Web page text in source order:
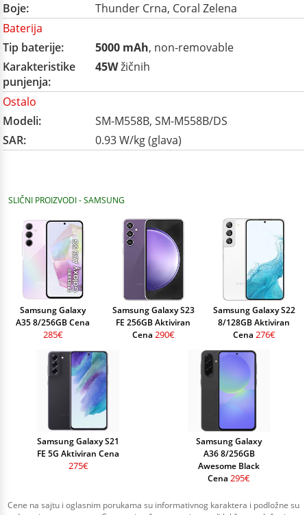
Boje:
Thunder Crna, Coral Zelena
Baterija
Tip baterije:
5000 mAh, non-removable
Karakteristike
punjenja:
45Wžičnih
Ostalo
Modeli:
SM-M558B, SM-M558B/DS
SAR:
0.93 W/kg (glava)
SLIČNI PROIZVODI - SAMSUNG
Samsung Galaxy
A35 8/256GB Cena
285€
Samsung Galaxy S23
FE 256GB Aktiviran
Cena 290€
Samsung Galaxy S22
8/128GB Aktiviran
Cena 276€
Samsung Galaxy S21
FE 5G Aktiviran Cena
275€
Samsung Galaxy
A36 8/256GB
Awesome Black
Cena 295€
Cene na sajtu i oglasnim porukama su informativnog karaktera i podložne su